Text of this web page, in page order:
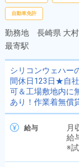
自動車免許
勤務地 長崎県 大
最寄駅
シリコンウェハー
間休日123日★自
可＆工場敷地内に
あり！作業着無償
給与
月
給
※